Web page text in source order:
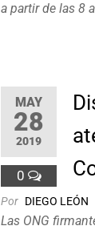
a partir de las 8
MAY
28
2019
0
Por DIEGO LEÓN
Las ONG